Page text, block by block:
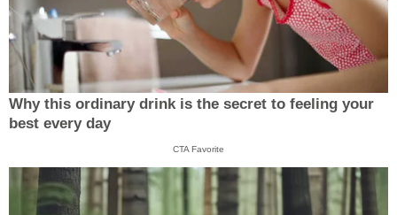
Why this ordinary drink is the secret to feeling your
best every day
CTA Favorite